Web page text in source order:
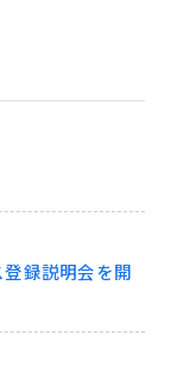
録説明会を開